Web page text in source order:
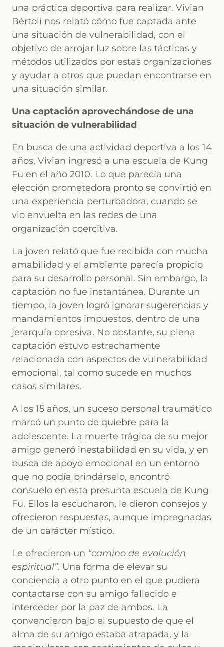
una práctica deportiva para realizar. Vivian
Bértoli nos relató cómo fue captada ante
una situación de vulnerabilidad, con el
objetivo de arrojar luz sobre las tácticas y
métodos utilizados por estas organizaciones
y ayudar a otros que puedan encontrarse en
una situación similar.
Una captación aprovechándose de una
situación de vulnerabilidad
En busca de una actividad deportiva a los 14
años, Vivian ingresó a una escuela de Kung
Fu en el año 2010. Lo que parecía una
elección prometedora pronto se convirtió en
una experiencia perturbadora, cuando se
vio envuelta en las redes de una
organización coercitiva.
La joven relató que fue recibida con mucha
amabilidad y el ambiente parecía propicio
para su desarrollo personal. Sin embargo, la
captación no fue instantánea. Durante un
tiempo, la joven logró ignorar sugerencias y
mandamientos impuestos, dentro de una
jerarquía opresiva. No obstante, su plena
captación estuvo estrechamente
relacionada con aspectos de vulnerabilidad
emocional, tal como sucede en muchos
casos similares.
A los 15 años, un suceso personal traumático
marcó un punto de quiebre para la
adolescente. La muerte trágica de su mejor
amigo generó inestabilidad en su vida, y en
busca de apoyo emocional en un entorno
que no podía brindárselo, encontró
consuelo en esta presunta escuela de Kung
Fu. Ellos la escucharon, le dieron consejos y
ofrecieron respuestas, aunque impregnadas
de un carácter místico.
Le ofrecieron un “camino de evolución
espiritual”. Una forma de elevar su
conciencia a otro punto en el que pudiera
contactarse con su amigo fallecido e
interceder por la paz de ambos. La
convencieron bajo el supuesto de que el
alma de su amigo estaba atrapada, y la